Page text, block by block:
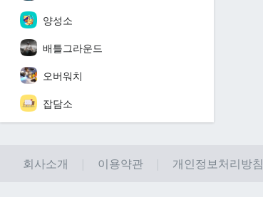
양성소
배틀그라운드
오버워치
잡담소
회사소개 이용약관 개인정보처리방침